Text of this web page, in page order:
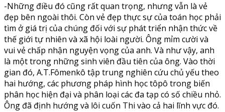
-Những điều đó cũng rất quan trọng, nhưng vẫn là vẻ
đẹp bên ngoài thôi. Còn vẻ đẹp thực sự của toán học phải
tìm ở giá trị của chúng đối với sự phát triển nhận thức về
thế giới tự nhiên và xã hội loài người. Ông mỉm cười và
vui vẻ chấp nhận nguyện vọng của anh. Và như vậy, anh
là một trong những sinh viên đầu tiên của ông. Vào thời
gian đó, A.T.Fômenkô tập trung nghiên cứu chủ yếu theo
hai hướng, các phương pháp hình học tôpô trong biến
phân học hiện đại và phân loại các đa tạp có số chiều nhỏ.
Ông đã định hướng và lôi cuốn Thi vào cả hai lĩnh vực đó.